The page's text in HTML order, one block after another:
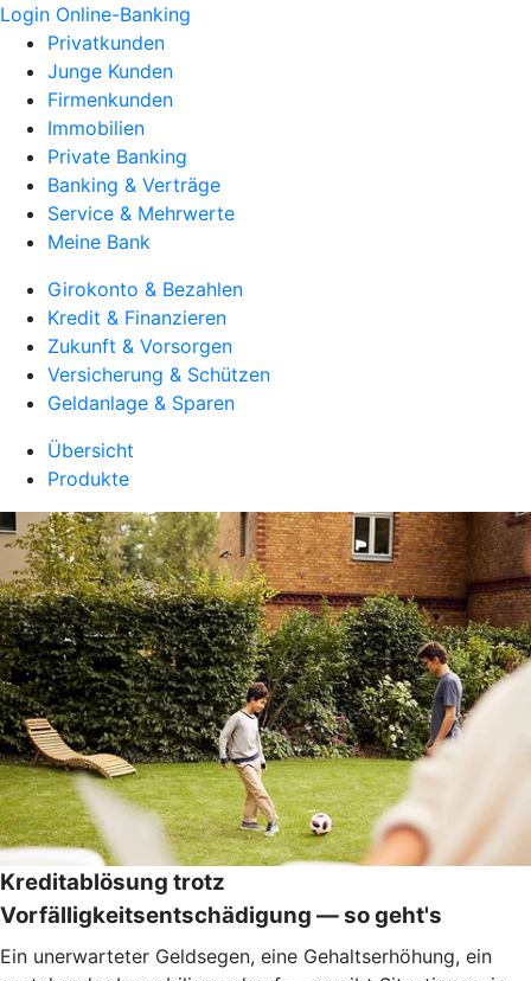
Login Online-Banking
Privatkunden
Junge Kunden
Firmenkunden
Immobilien
Private Banking
Banking & Verträge
Service & Mehrwerte
Meine Bank
Girokonto & Bezahlen
Kredit & Finanzieren
Zukunft & Vorsorgen
Versicherung & Schützen
Geldanlage & Sparen
Übersicht
Produkte
Kreditablösung trotz
Vorfälligkeitsentschädigung — so geht's
Ein unerwarteter Geldsegen, eine Gehaltserhöhung, ein